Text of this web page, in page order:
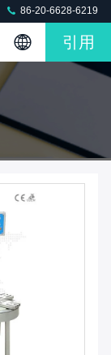
86-20-6628-6219
引用